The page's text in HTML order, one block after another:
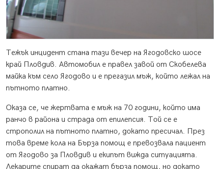
Тежък инцидент стана тази вечер на Ягодовско шосе
край Пловдив. Автомобил е правел завой от Скобелева
майка към село Ягодово и е прегазил мъж, който лежал на
пътното платно.
Оказа се, че жертвата е мъж на 70 години, който има
ранчо в района и страда от епилепсия. Той се е
строполил на пътното платно, докато пресичал. През
това време кола на Бърза помощ е превозвала пациент
от Ягодово за Пловдив и екипът вижда ситуацията.
Лекарите спират да окажат бърза помощ, но докато